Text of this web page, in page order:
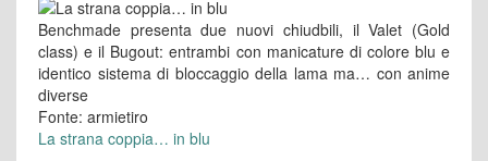
Benchmade presenta due nuovi chiudbili, il Valet (Gold
class) e il Bugout: entrambi con manicature di colore blu e
identico sistema di bloccaggio della lama ma… con anime
diverse
Fonte: armietiro
La strana coppia… in blu